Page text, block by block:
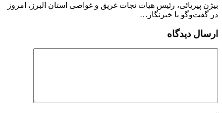
بیژن پیریائی، رئیس هیات نجات غریق و غواصی استان البرز، امروز
در گفت‌وگو با خبرنگار…
ارسال دیدگاه